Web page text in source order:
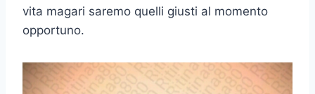
vita magari saremo quelli giusti al momento
opportuno.